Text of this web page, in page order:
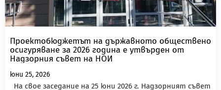
Проектобюджетът на държавното обществено
осигуряване за 2026 година е утвърден от
Надзорния съвет на НОИ
юни 25, 2026
На свое заседание на 25 юни 2026 г. Надзорният съвет